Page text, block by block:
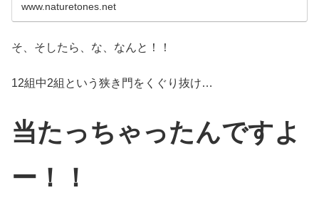
www.naturetones.net
そ、そしたら、な、なんと！！
12組中2組という狭き門をくぐり抜け…
当たっちゃったんですよ
ー！！